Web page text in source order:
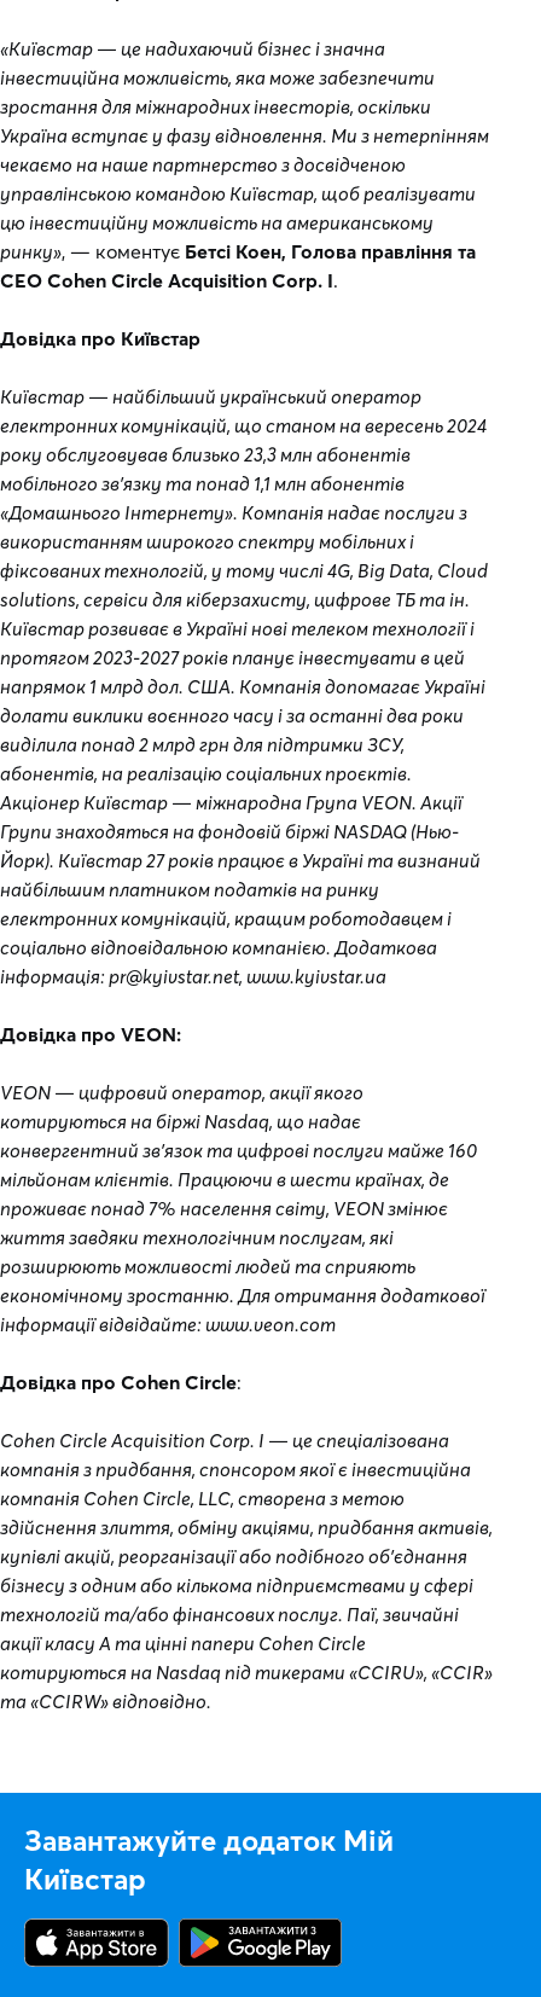
«Київстар — це надихаючий бізнес і значна
інвестиційна можливість, яка може забезпечити
зростання для міжнародних інвесторів, оскільки
Україна вступає у фазу відновлення. Ми з нетерпінням
чекаємо на наше партнерство з досвідченою
управлінською командою Київстар, щоб реалізувати
цю інвестиційну можливість на американському
ринку», — коментує Бетсі Коен, Голова правління та
CEO Cohen Circle Acquisition Corp. I.
Довідка про Київстар
Київстар — найбільший український оператор
електронних комунікацій, що станом на вересень 2024
року обслуговував близько 23,3 млн абонентів
мобільного зв’язку та понад 1,1 млн абонентів
«Домашнього Інтернету». Компанія надає послуги з
використанням широкого спектру мобільних і
фіксованих технологій, у тому числі 4G, Big Data, Cloud
solutions, сервіси для кіберзахисту, цифрове ТБ та ін.
Київстар розвиває в Україні нові телеком технології і
протягом 2023-2027 років планує інвестувати в цей
напрямок 1 млрд дол. США. Компанія допомагає Україні
долати виклики воєнного часу і за останні два роки
виділила понад 2 млрд грн для підтримки ЗСУ,
абонентів, на реалізацію соціальних проєктів.
Акціонер Київстар — міжнародна Група VEON. Акції
Групи знаходяться на фондовій біржі NASDAQ (Нью-
Йорк). Київстар 27 років працює в Україні та визнаний
найбільшим платником податків на ринку
електронних комунікацій, кращим роботодавцем і
соціально відповідальною компанією. Додаткова
інформація: pr@kyivstar.net, www.kyivstar.ua
Довідка про VEON:
VEON — цифровий оператор, акції якого
котируються на біржі Nasdaq, що надає
конвергентний зв'язок та цифрові послуги майже 160
мільйонам клієнтів. Працюючи в шести країнах, де
проживає понад 7% населення світу, VEON змінює
життя завдяки технологічним послугам, які
розширюють можливості людей та сприяють
економічному зростанню. Для отримання додаткової
інформації відвідайте: www.veon.com
Довідка про Cohen Circle:
Cohen Circle Acquisition Corp. I — це спеціалізована
компанія з придбання, спонсором якої є інвестиційна
компанія Cohen Circle, LLC, створена з метою
здійснення злиття, обміну акціями, придбання активів,
купівлі акцій, реорганізації або подібного об'єднання
бізнесу з одним або кількома підприємствами у сфері
технологій та/або фінансових послуг. Паї, звичайні
акції класу А та цінні папери Cohen Circle
котируються на Nasdaq під тикерами «CCIRU», «CCIR»
та «CCIRW» відповідно.
Завантажуйте додаток Мій
Київстар